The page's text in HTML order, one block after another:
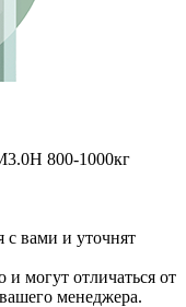
800-1000кг
с вами и уточнят
могут отличаться от
менеджера.